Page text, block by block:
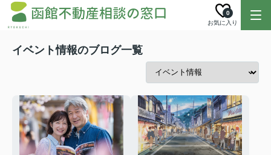
お気に入り
0
イベント情報のブログ一覧